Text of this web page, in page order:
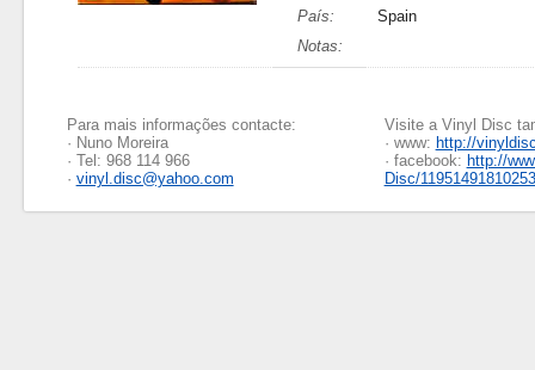
País:
Spain
Notas:
Para mais informações contacte:
· Nuno Moreira
· Tel: 968 114 966
· vinyl.disc@yahoo.com
Visite a Vinyl Disc
· www: http://
· facebook: http://
Disc/